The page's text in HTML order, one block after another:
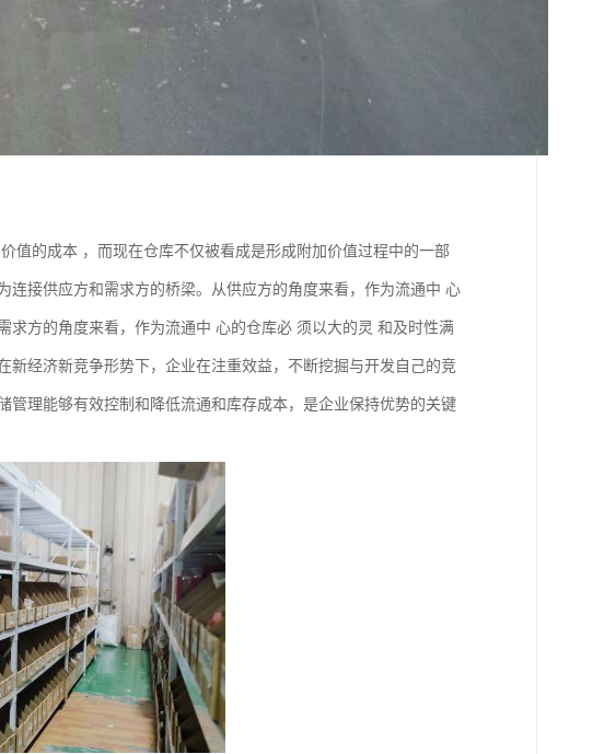
值的成本 ，而现在仓库不仅被看成是形成附加价值过程中的一部
接供应方和需求方的桥梁。从供应方的角度来看，作为流通中 心
方的角度来看，作为流通中 心的仓库必 须以大的灵 和及时性满
经济新竞争形势下，企业在注重效益，不断挖掘与开发自己的竞
理能够有效控制和降低流通和库存成本，是企业保持优势的关键